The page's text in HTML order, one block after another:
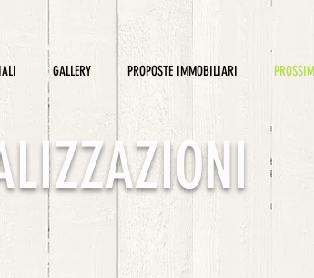
GALLERY PROPOSTE IMMOBILIARI